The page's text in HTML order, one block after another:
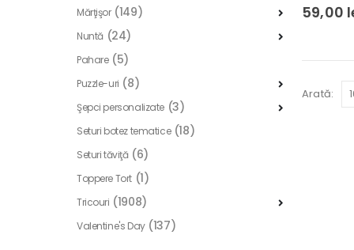
0out of
59,00
Arată:
Mărţişor (149)
Nuntă (24)
Pahare (5)
Puzzle-uri (8)
Şepci personalizate (3)
Seturi botez tematice (18)
Seturi tăviţă (6)
Toppere Tort (1)
Tricouri (1908)
Valentine's Day (137)